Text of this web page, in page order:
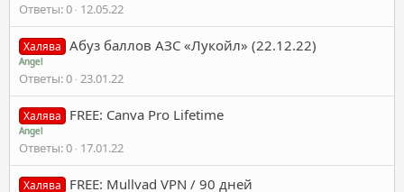
Ответы 0 12.05.22
Халява Абуз баллов АЗС «Лукойл» (22.12.22)
Angel
Ответы 0 23.01.22
Халява FREE: Canva Pro Lifetime
Angel
Ответы 0 17.01.22
Халява FREE: Mullvad VPN / 90 дней